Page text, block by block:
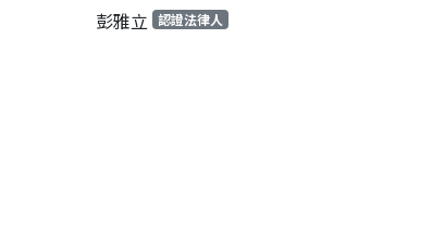
彭雅立 認證法律人